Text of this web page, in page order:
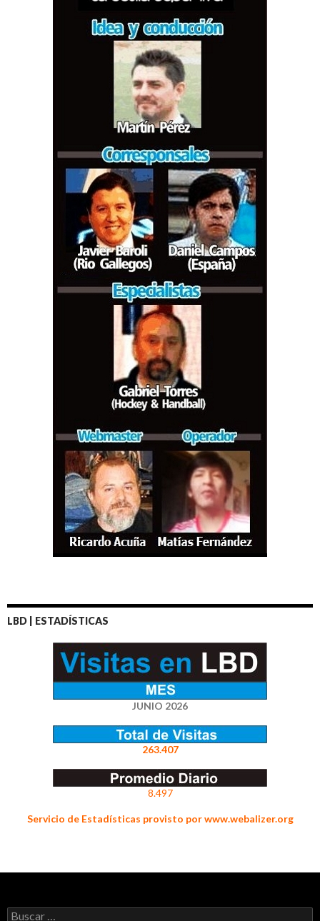
LBD | ESTADÍSTICAS
JUNIO 2026
263.407
8.497
Servicio de Estadísticas provisto por www.webalizer.org
Buscar: